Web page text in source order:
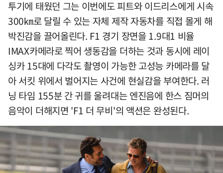
투기에 태웠던 그는 이번에도 피트와 이드리스에게 시속
300㎞로 달릴 수 있는 자체 제작 자동차를 직접 몰게 해
박진감을 끌어올린다. F1 경기 장면을 1.9대1 비율
IMAX카메라로 찍어 생동감을 더하는 것과 동시에 레이
싱카 15대에 다각도 촬영이 가능한 고성능 카메라를 달
아 서킷 위에서 벌어지는 사건에 현실감을 부여한다. 러
닝 타임 155분 간 귀를 울려대는 엔진음에 한스 짐머의
음악이 더해지면 'F1 더 무비'의 액션은 완성된다.